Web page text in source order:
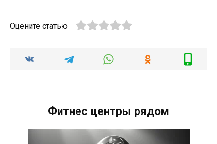
Оцените статью
Фитнес центры рядом